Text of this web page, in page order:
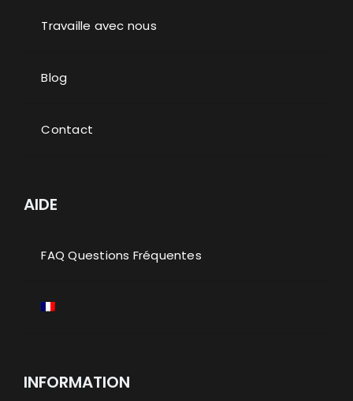
Travaille avec nous
Blog
Contact
AIDE
FAQ Questions Fréquentes
INFORMATION